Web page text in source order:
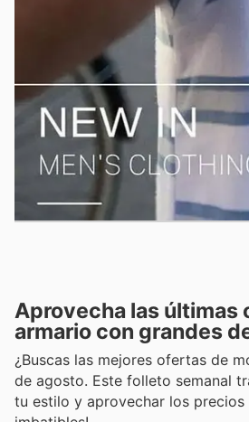
Aprovecha las últimas
armario con grandes
¿Buscas las mejores ofertas de
de agosto. Este folleto semanal
tu estilo y aprovechar los precios